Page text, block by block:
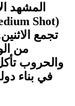
المشهد
تجمع
من
والحروب
في بناء